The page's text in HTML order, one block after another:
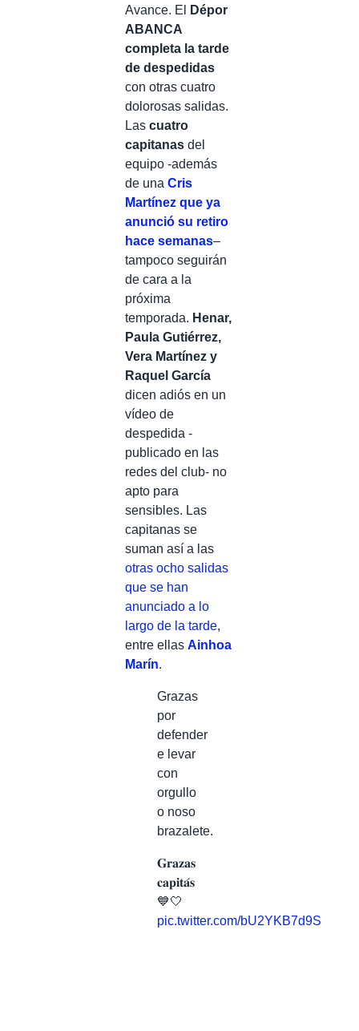
Avance. El
Dépor
ABANCA
completa la tarde
de despedidas
con otras cuatro
dolorosas salidas.
Las cuatro
capitanas del
equipo -además
de una Cris
Martínez que ya
anunció su retiro
hace semanas–
tampoco seguirán
de cara a la
próxima
temporada. Henar,
Paula Gutiérrez,
Vera Martínez y
Raquel García
dicen adiós en un
vídeo de
despedida -
publicado en las
redes del club- no
apto para
sensibles. Las
capitanas se
suman así a las
otras ocho salidas
que se han
anunciado a lo
largo de la tarde,
entre ellas Ainhoa
Marín.
Grazas
por
defender
e levar
con
orgullo
o noso
brazalete.
𝐆𝐫𝐚𝐳𝐚𝐬
𝐜𝐚𝐩𝐢𝐭𝐚́𝐬
💙🤍
pic.twitter.com/bU2YKB7d9S